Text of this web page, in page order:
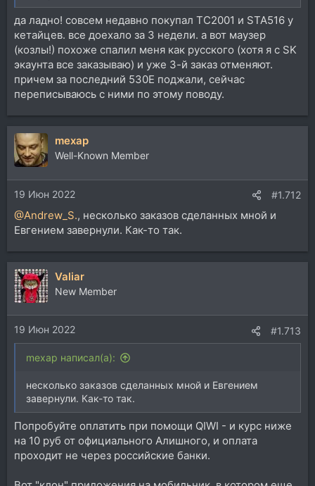
да ладно! совсем недавно покупал TC2001 и STA516 у
кетайцев. все доехало за 3 недели. а вот маузер
(козлы!) похоже спалил меня как русского (хотя я с SK
экаунта все заказываю) и уже 3-й заказ отменяют.
причем за последний 530E поджали, сейчас
переписываюсь с ними по этому поводу.
mexap
Well-Known Member
19 Июн 2022 #1.712
@Andrew_S., несколько заказов сделанных мной и
Евгением завернули. Как-то так.
Valiar
New Member
19 Июн 2022 #1.713
mexap написал(а):
несколько заказов сделанных мной и Евгением
завернули. Как-то так.
Попробуйте оплатить при помощи QIWI - и курс ниже
на 10 руб от официального Алишного, и оплата
проходит не через российские банки.